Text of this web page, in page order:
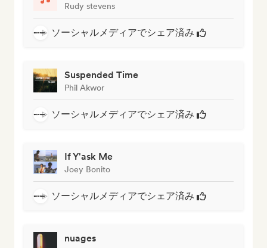
Rudy stevens
ソーシャルメディアでシェア済み
Suspended Time
Phil Akwor
ソーシャルメディアでシェア済み
If Y'ask Me
Joey Bonito
ソーシャルメディアでシェア済み
nuages